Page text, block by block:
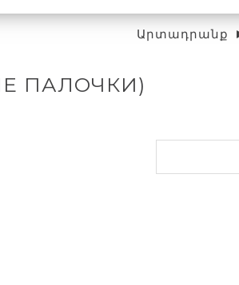
Արտադրանք
ПАЛОЧКИ)